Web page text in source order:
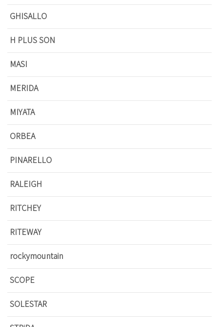
GHISALLO
H PLUS SON
MASI
MERIDA
MIYATA
ORBEA
PINARELLO
RALEIGH
RITCHEY
RITEWAY
rockymountain
SCOPE
SOLESTAR